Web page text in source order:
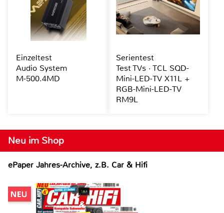
Neu im Shop
ePaper Jahres-Archive, z.B. Car & Hifi
Einzeltest
Audio System
M-500.4MD
Serientest
Test TVs · TCL SQD-
Mini-LED-TV X11L +
RGB-Mini-LED-TV
RM9L